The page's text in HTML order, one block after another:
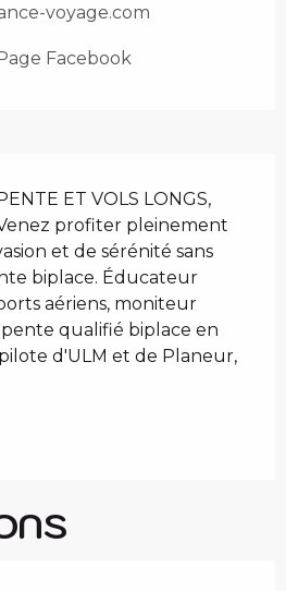
voyage.com
Page Facebook
ET VOLS LONGS,
Venez profiter pleinement
et de sérénité sans
biplace. Éducateur
aériens, moniteur
qualifié biplace en
d'ULM et de Planeur,